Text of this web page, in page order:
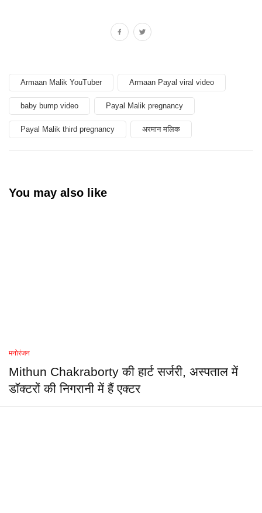
Armaan Malik YouTuber Armaan Payal viral video
baby bump video Payal Malik pregnancy
Payal Malik third pregnancy अरमान मलिक
You may also like
मनोरंजन
Mithun Chakraborty की हार्ट सर्जरी, अस्पताल में
डॉक्टरों की निगरानी में हैं एक्टर